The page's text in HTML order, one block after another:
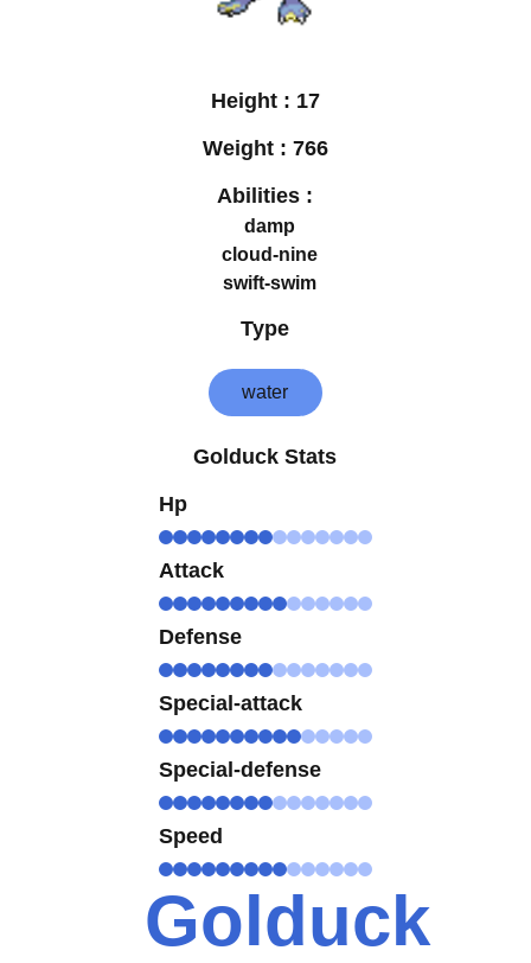
Height : 17
Weight : 766
Abilities :
damp
cloud-nine
swift-swim
Type
water
Golduck Stats
Hp
Attack
Defense
Special-attack
Special-defense
Speed
Golduck